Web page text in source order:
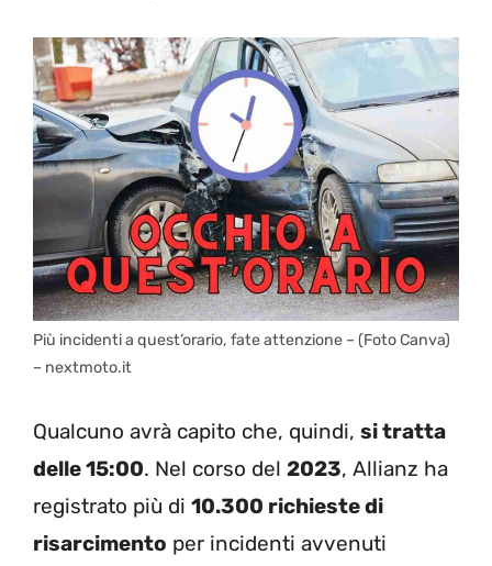
Più incidenti a quest’orario, fate attenzione – (Foto Canva)
– nextmoto.it
Qualcuno avrà capito che, quindi, si tratta
delle 15:00. Nel corso del 2023, Allianz ha
registrato più di 10.300 richieste di
risarcimento per incidenti avvenuti